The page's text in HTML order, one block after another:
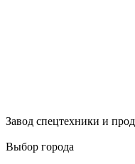
Завод спецтехники и
Выбор города